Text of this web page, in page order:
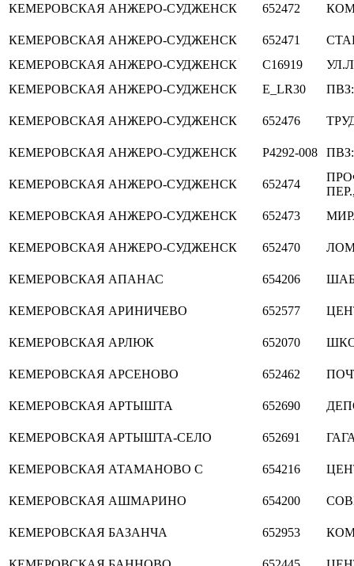
КЕМЕРОВСКАЯ АНЖЕРО-СУДЖЕНСК 652472
КЕМЕРОВСКАЯ АНЖЕРО-СУДЖЕНСК 652471
КЕМЕРОВСКАЯ АНЖЕРО-СУДЖЕНСК C16919
КЕМЕРОВСКАЯ АНЖЕРО-СУДЖЕНСК E_LR30
КЕМЕРОВСКАЯ АНЖЕРО-СУДЖЕНСК 652476
КЕМЕРОВСКАЯ АНЖЕРО-СУДЖЕНСК P4292-008
КЕМЕРОВСКАЯ АНЖЕРО-СУДЖЕНСК 652474
КЕМЕРОВСКАЯ АНЖЕРО-СУДЖЕНСК 652473
КЕМЕРОВСКАЯ АНЖЕРО-СУДЖЕНСК 652470
КЕМЕРОВСКАЯ АПАНАС 654206
КЕМЕРОВСКАЯ АРИНИЧЕВО 652577
КЕМЕРОВСКАЯ АРЛЮК 652070
КЕМЕРОВСКАЯ АРСЕНОВО 652462
КЕМЕРОВСКАЯ АРТЫШТА 652690
КЕМЕРОВСКАЯ АРТЫШТА-СЕЛО 652691
КЕМЕРОВСКАЯ АТАМАНОВО С 654216
КЕМЕРОВСКАЯ АШМАРИНО 654200
КЕМЕРОВСКАЯ БАЗАНЧА 652953